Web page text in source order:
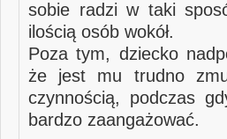
sobie radzi w taki
ilością osób wokół.
Poza tym, dziecko
że jest mu trudno
czynnością, podczas
bardzo zaangażować.